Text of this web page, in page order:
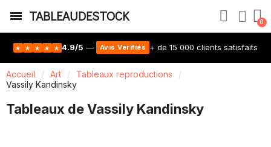
TABLEAUDESTOCK
★ ★ ★ ★ ★ 4.9/5 — Avis Vérifiés + de 15 000 clients satisfaits
Accueil Art
Tableaux reproductions
Vassily Kandinsky
Tableaux de Vassily Kandinsky